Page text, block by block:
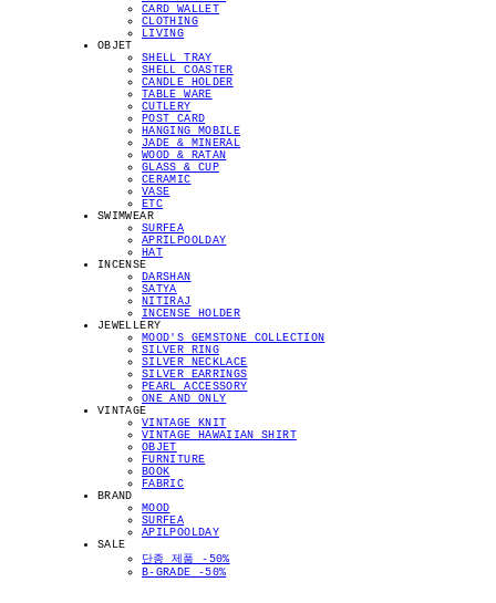
CARD WALLET
CLOTHING
LIVING
OBJET
SHELL TRAY
SHELL COASTER
CANDLE HOLDER
TABLE WARE
CUTLERY
POST CARD
HANGING MOBILE
JADE & MINERAL
WOOD & RATAN
GLASS & CUP
CERAMIC
VASE
ETC
SWIMWEAR
SURFEA
APRILPOOLDAY
HAT
INCENSE
DARSHAN
SATYA
NITIRAJ
INCENSE HOLDER
JEWELLERY
MOOD'S GEMSTONE COLLECTION
SILVER RING
SILVER NECKLACE
SILVER EARRINGS
PEARL ACCESSORY
ONE AND ONLY
VINTAGE
VINTAGE KNIT
VINTAGE HAWAIIAN SHIRT
OBJET
FURNITURE
BOOK
FABRIC
BRAND
MOOD
SURFEA
APILPOOLDAY
SALE
단종 제품 -50%
B-GRADE -50%